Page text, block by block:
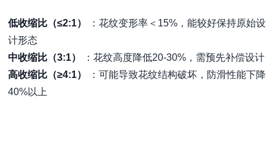
低收缩比（≤2:1）
：花纹变形率＜15%，能较好保持原始设
计形态
中收缩比（3:1）
：花纹高度降低20-30%，需预先补偿设计
高收缩比（≥4:1）
：可能导致花纹结构破坏，防滑性能下降
40%以上